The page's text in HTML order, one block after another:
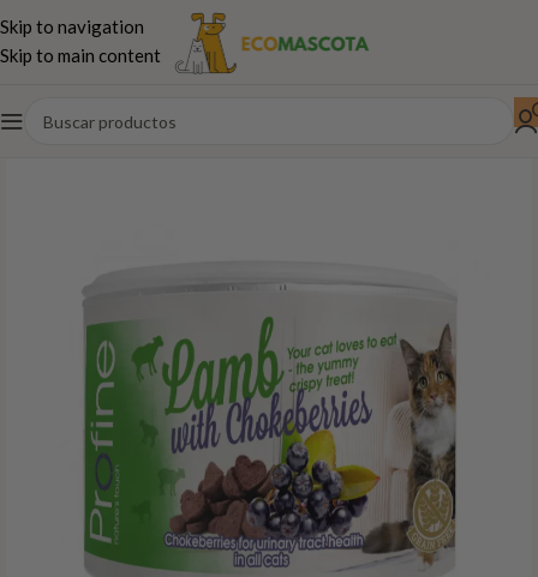
Skip to navigation
Skip to main content
Inicio Gatos Piensos